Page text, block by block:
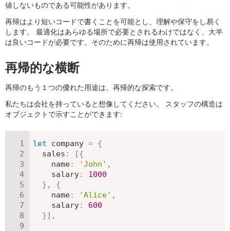
値しないものである可能性があります。
再帰はより短いコードで書くことを可能とし、理解や保守をし易く
します。 最適化はあらゆる場所で必要とされるわけではなく、大半
は良いコードが必要です。そのために再帰は使用されています。
再帰的な横断
再帰のもう１つの優れた用途は、再帰的な探索です。
私たちは会社を持っていると想像してください。 スタッフの構造は
オブジェクトで示すことができます:
let company = {
sales : [{
name: 'John' ,
salary:
1000
} ,
{
name: 'Alice' ,
salary:
600
}] ,